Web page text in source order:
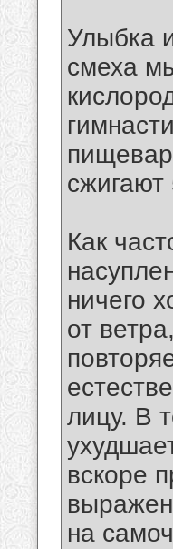
Улыбка
смеха
сжигают
Как
ничего
от
лицу. В
вскоре
на